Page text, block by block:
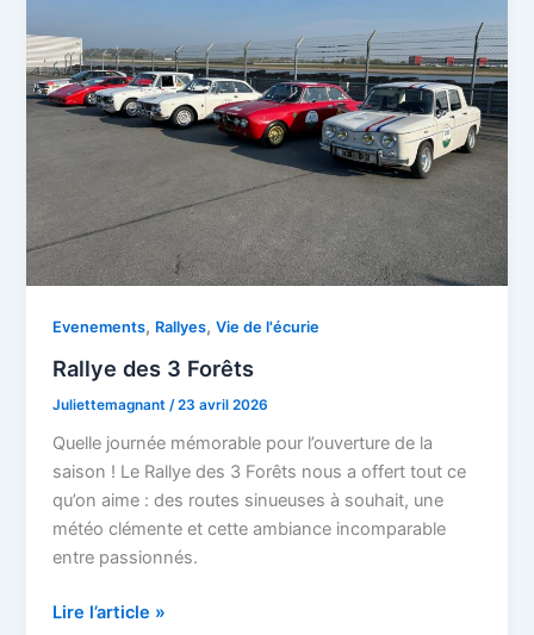
Evenements, Rallyes,Vie de l'écurie
Rallye des 3 Forêts
Juliettemagnant /23 avril 2026
Quelle journée mémorable pour l’ouverture de la
saison ! Le Rallye des 3 Forêts nous a offert tout ce
qu’on aime : des routes sinueuses à souhait, une
météo clémente et cette ambiance incomparable
entre passionnés.
Lire l’article »